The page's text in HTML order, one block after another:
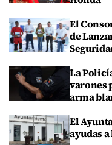
El
de
La
varones
arma
El
ayudas